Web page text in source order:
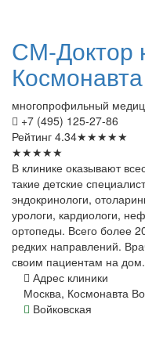
СМ-Доктор
многопрофильный
+7 (495) 125-27-86
Рейтинг 4.34★★★★★
★★★★★
В клинике оказывают
такие детские
эндокринологи,
урологи, кардиологи,
ортопеды. Всего более
редких направлений.
своим пациентам на дом.
Адрес клиники
Москва, Космонавта
Войковская